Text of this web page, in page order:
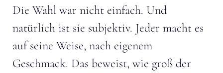
Die Wahl war nicht einfach. Und
natürlich ist sie subjektiv. Jeder macht es
auf seine Weise, nach eigenem
Geschmack. Das beweist, wie groß der